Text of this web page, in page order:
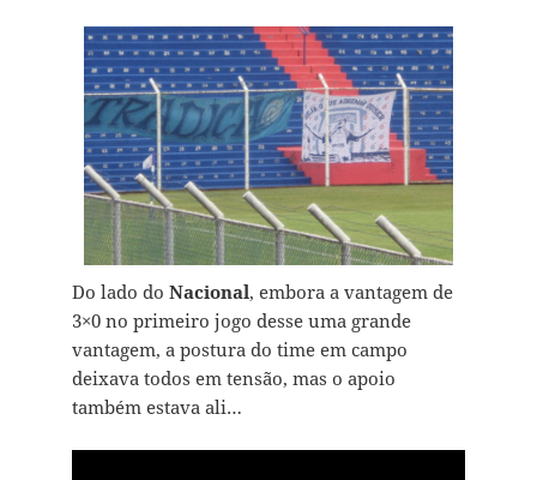
Do lado do Nacional, embora a vantagem de
3×0 no primeiro jogo desse uma grande
vantagem, a postura do time em campo
deixava todos em tensão, mas o apoio
também estava ali…